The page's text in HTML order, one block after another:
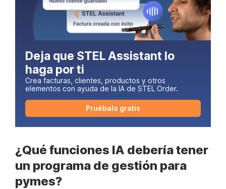
Deja que STEL Assistant lo
haga por ti
Crea facturas, clientes, productos y otros
elementos con ayuda de la IA de STEL Order.
Pruébalo gratis
¿Qué funciones IA debería tener
un programa de gestión para
pymes?